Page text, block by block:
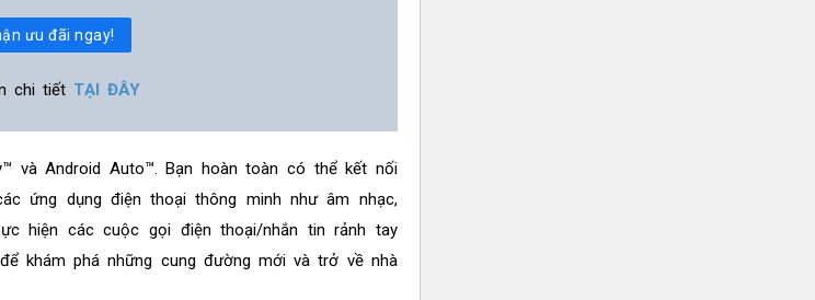
ưu đãi ngay!
chi tiết TẠI ĐÂY
và Android Auto™. Bạn hoàn toàn có thể kết nối
ứng dụng điện thoại thông minh như âm nhạc,
hiện các cuộc gọi điện thoại/nhắn tin rảnh tay
khám phá những cung đường mới và trở về nhà